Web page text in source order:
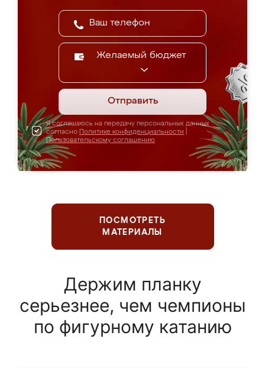
Желаемый бюджет
Отправить
Я соглашаюсь на передачу персональных данных
согласно Политике конфиденциальности
Пользовательскому соглашению
ПОСМОТРЕТЬ
МАТЕРИАЛЫ
Держим планку
серьезнее, чем чемпионы
по фигурному катанию